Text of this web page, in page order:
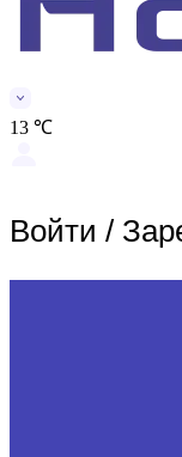
13 ℃
Войти /